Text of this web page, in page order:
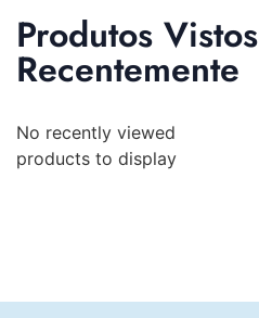
Produtos Vistos
Recentemente
No recently viewed
products to display